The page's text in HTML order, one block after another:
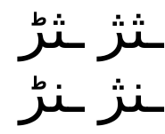
ـثژ ـثڑ
ـنژ ـنڑ